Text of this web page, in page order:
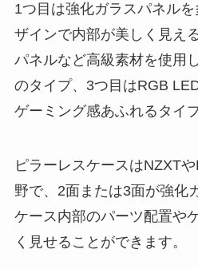
1つ目は強化ガラスパネル
ザインで内部が美しく見え
パネルなど高級素材を使用
のタイプ、3つ目はRGB
ゲーミング感あふれるタイ
ピラーレスケースはNZXT
野で、2面または3面が強化
ケース内部のパーツ配置や
く見せることができます。